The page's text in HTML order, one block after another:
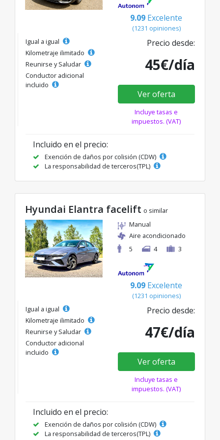
9.09 Excelente
(1231 opiniones)
Igual a igual
Kilometraje ilimitado
Reunirse y Saludar
Conductor adicional
incluido
Precio desde:
45€/día
Ver oferta
Incluye tasas e
impuestos. (VAT)
Incluido en el precio:
Exención de daños por colisión (CDW)
La responsabilidad de terceros(TPL)
Hyundai Elantra facelift o similar
Manual
Aire acondicionado
5
4 3
9.09 Excelente
(1231 opiniones)
Igual a igual
Kilometraje ilimitado
Reunirse y Saludar
Conductor adicional
incluido
Precio desde:
47€/día
Ver oferta
Incluye tasas e
impuestos. (VAT)
Incluido en el precio:
Exención de daños por colisión (CDW)
La responsabilidad de terceros(TPL)